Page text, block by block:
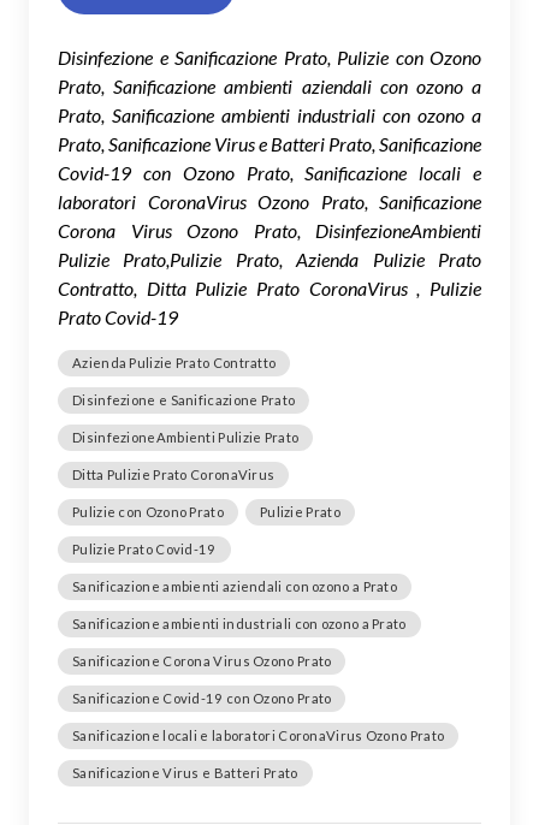
Disinfezione e Sanificazione Prato, Pulizie con Ozono
Prato, Sanificazione ambienti aziendali con ozono a
Prato, Sanificazione ambienti industriali con ozono a
Prato, Sanificazione Virus e Batteri Prato, Sanificazione
Covid-19 con Ozono Prato, Sanificazione locali e
laboratori CoronaVirus Ozono Prato, Sanificazione
Corona Virus Ozono Prato, DisinfezioneAmbienti
Pulizie Prato,Pulizie Prato, Azienda Pulizie Prato
Contratto, Ditta Pulizie Prato CoronaVirus , Pulizie
Prato Covid-19
Azienda Pulizie Prato Contratto
Disinfezione e Sanificazione Prato
DisinfezioneAmbienti Pulizie Prato
Ditta Pulizie Prato CoronaVirus
Pulizie con Ozono Prato Pulizie Prato
Pulizie Prato Covid-19
Sanificazione ambienti aziendali con ozono a Prato
Sanificazione ambienti industriali con ozono a Prato
Sanificazione Corona Virus Ozono Prato
Sanificazione Covid-19 con Ozono Prato
Sanificazione locali e laboratori CoronaVirus Ozono Prato
Sanificazione Virus e Batteri Prato